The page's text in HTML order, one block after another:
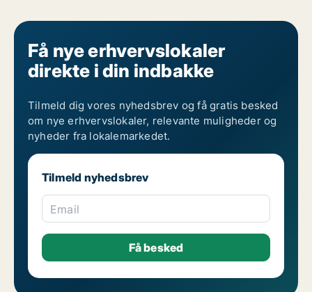
Få nye erhvervslokaler
direkte i din indbakke
Tilmeld dig vores nyhedsbrev og få gratis besked
om nye erhvervslokaler, relevante muligheder og
nyheder fra lokalemarkedet.
Tilmeld nyhedsbrev
Email